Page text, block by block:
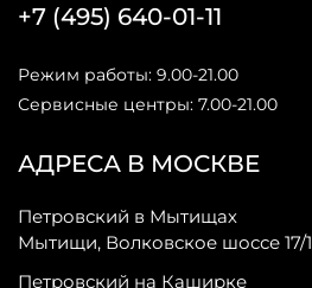
АДРЕСА В МОСКВЕ
Петровский в Мытищах
Мытищи, Волковское шоссе 17/1
Петровский на Каширке
+7 (495) 640-01-11
Режим работы: 9.00-21.00
Сервисные центры: 7.00-21.00